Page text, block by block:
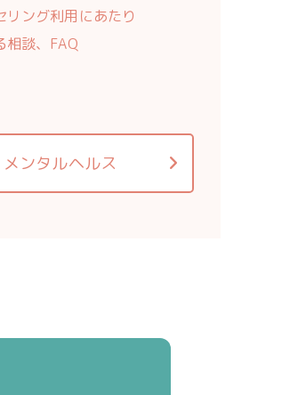
リング利用にあたり
相談、FAQ
メンタルヘルス